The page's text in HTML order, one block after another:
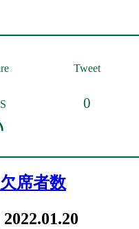
Tweet
0
席者数
2022.01.20